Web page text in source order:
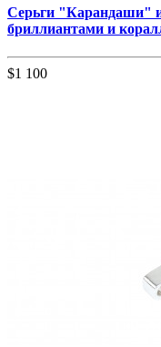
Серьги "Карандаши"
бриллиантами и
$1 100